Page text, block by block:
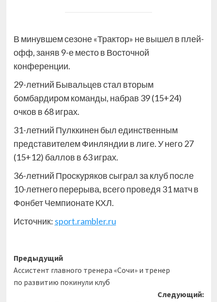
В минувшем сезоне «Трактор» не вышел в плей-
офф, заняв 9-е место в Восточной
конференции.
29-летний Бывальцев стал вторым
бомбардиром команды, набрав 39 (15+24)
очков в 68 играх.
31-летний Пулккинен был единственным
представителем Финляндии в лиге. У него 27
(15+12) баллов в 63 играх.
36-летний Проскуряков сыграл за клуб после
10-летнего перерыва, всего проведя 31 матч в
Фонбет Чемпионате КХЛ.
Источник: sport.rambler.ru
Навигация
записи
Предыдущий
Ассистент главного тренера «Сочи» и тренер
по развитию покинули клуб
Следующий: